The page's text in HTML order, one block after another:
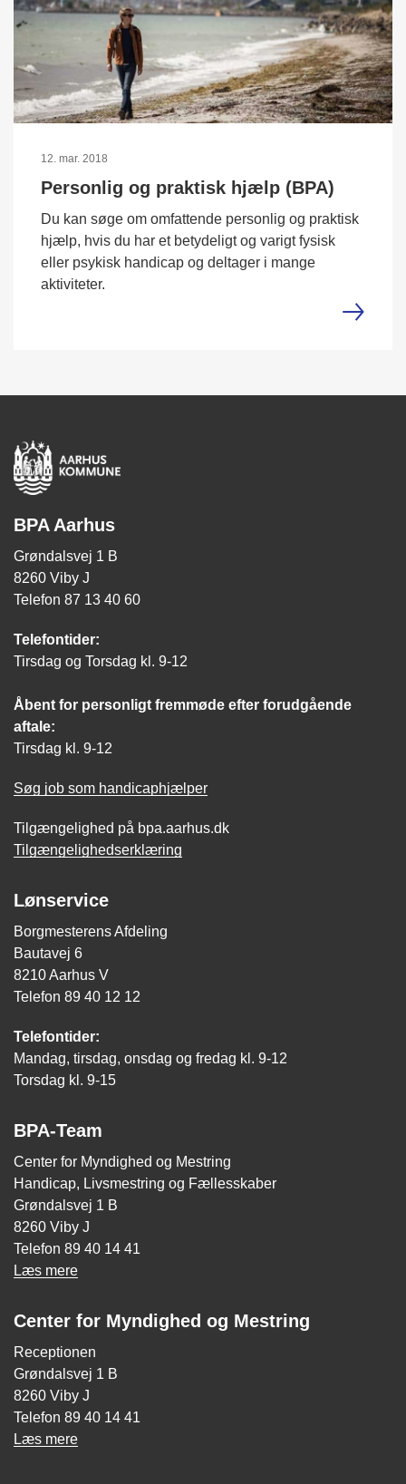
12. mar. 2018
Personlig og praktisk hjælp (BPA)
Du kan søge om omfattende personlig og praktisk
hjælp, hvis du har et betydeligt og varigt fysisk
eller psykisk handicap og deltager i mange
aktiviteter.
BPA Aarhus
Grøndalsvej 1 B
8260 Viby J
Telefon 87 13 40 60
Telefontider:
Tirsdag og Torsdag kl. 9-12
Åbent for personligt fremmøde efter forudgående
aftale:
Tirsdag kl. 9-12
Søg job som handicaphjælper
Tilgængelighed på bpa.aarhus.dk
Tilgængelighedserklæring
Lønservice
Borgmesterens Afdeling
Bautavej 6
8210 Aarhus V
Telefon 89 40 12 12
Telefontider:
Mandag, tirsdag, onsdag og fredag kl. 9-12
Torsdag kl. 9-15
BPA-Team
Center for Myndighed og Mestring
Handicap, Livsmestring og Fællesskaber
Grøndalsvej 1 B
8260 Viby J
Telefon 89 40 14 41
Læs mere
Center for Myndighed og Mestring
Receptionen
Grøndalsvej 1 B
8260 Viby J
Telefon 89 40 14 41
Læs mere